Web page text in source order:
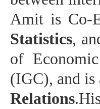
Amit is Co-
Statistics,
of
(IGC), and is
Relations